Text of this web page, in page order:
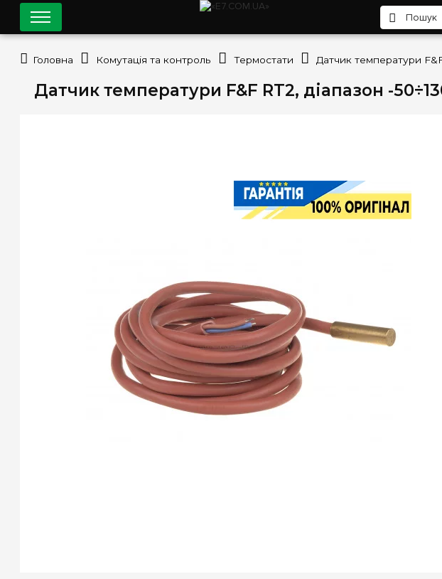
Датчик температури F&F RT2, діапазон -
Головна Комутація та контроль Термостати